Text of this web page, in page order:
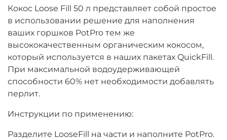
Кокос Loose Fill 50 л представляет собой простое
в использовании решение для наполнения
ваших горшков PotPro тем же
высококачественным органическим кокосом,
который используется в наших пакетах QuickFill.
При максимальной водоудерживающей
способности 60% нет необходимости добавлять
перлит.
Инструкции по применению:
Разделите LooseFill на части и наполните PotPro.